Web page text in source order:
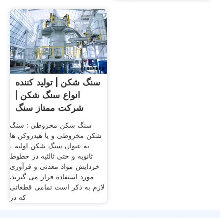
سنگ شکن | تولید کننده
انواع سنگ شکن |
شرکت ممتاز سنگ
شکن
سنگ شکن مخروطی : سنگ
شکن مخروطی و یا هیدروکن ها
به عنوان سنگ شکن اولیه ،
ثانویه و حتی ثالثیه در خطوط
خردایش مواد معدنی و فرآوری
مورد استفاده قرار می گیرند.
لازم به ذکر است تمامی قطعاتی
که در